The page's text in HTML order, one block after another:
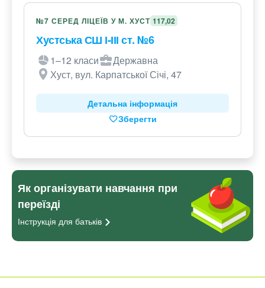
№7 СЕРЕД ЛІЦЕЇВ У М. ХУСТ 117,02
Хустська СШ І-ІІІ ст. №6
1–12 класи
Державна
Хуст, вул. Карпатської Січі, 47
Детальна інформація
Зберегти
Як організувати навчання при
переїзді
Інструкція для батьків